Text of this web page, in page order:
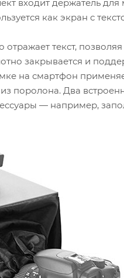
входит держатель
как экран с
отражает текст,
закрывается и
на смартфон
поролона. Два
— например,